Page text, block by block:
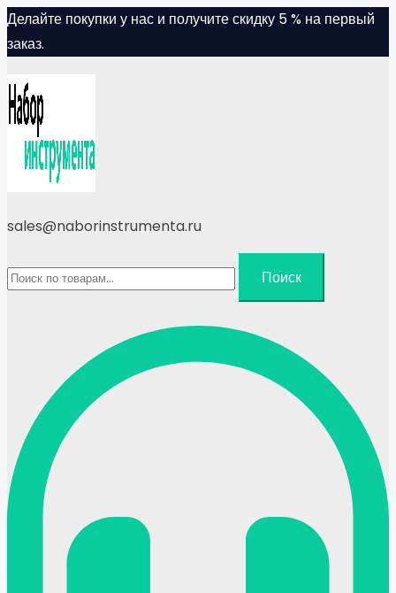
Skip
to
Делайте покупки у нас и получите скидку 5 % на первый
заказ.
sales@naborinstrumenta.ru
Искать:
Поиск